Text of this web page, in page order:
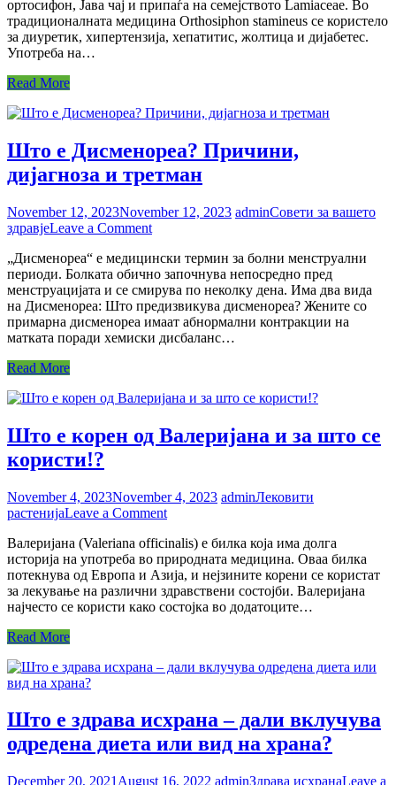
состав
и
употреба
ортосифон, Јава чај и припаѓа на семејството Lamiaceae. Во
традиционалната медицина Orthosiphon stamineus се користело
за диуретик, хипертензија, хепатитис, жолтица и дијабетес.
Употреба на…
Read More
Што е Дисменореа? Причини,
дијагноза и третман
November 12, 2023November 12, 2023 adminСовети за вашето
здравјеLeave a Commenton
е
Дисменореа?
Причини,
дијагноза
и
третман
„Дисменореа“ е медицински термин за болни менструални
периоди. Болката обично започнува непосредно пред
менструацијата и се смирува по неколку дена. Има два вида
на Дисменореа: Што предизвикува дисменореа? Жените со
примарна дисменореа имаат абнормални контракции на
матката поради хемиски дисбаланс…
Read More
Што е корен од Валеријана и за што се
користи!?
November 4, 2023November 4, 2023 adminЛековити
растенијаLeave a Commenton
е
корен
од
Валеријана
и
користи!?
Валеријана (Valeriana officinalis) е билка која има долга
историја на употреба во природната медицина. Оваа билка
потекнува од Европа и Азија, и нејзините корени се користат
за лекување на различни здравствени состојби. Валеријана
најчесто се користи како состојка во додатоците…
Read More
Што е здрава исхрана – дали вклучува
одредена диета или вид на храна?
December 20, 2021 August 16, 2022 adminЗдрава исхранаLeave a